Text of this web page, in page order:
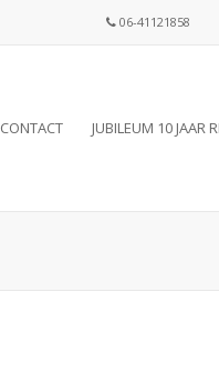
06-41121858
CONTACT JUBILEUM 10 JAAR